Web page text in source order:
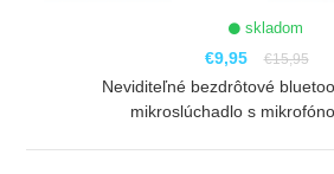
skladom
€9,95 €15,95
Neviditeľné bezdrôtové
mikroslúchadlo s